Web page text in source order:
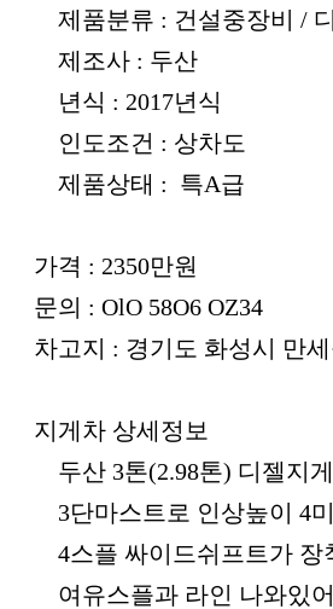
제품분류 : 건설중장비 /
제조사 : 두산
년식 : 2017년식
인도조건 : 상차도
제품상태 : 특A급
가격 : 2350만원
문의 : OlO 58O6 OZ34
차고지 : 경기도 화성시 만
지게차 상세정보
두산 3톤(2.98톤) 디젤지
3단마스트로 인상높이 4
4스플 싸이드쉬프트가 장
여유스플과 라인 나와있